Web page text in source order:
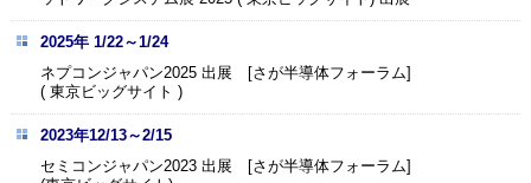
2025年 1/22～1/24
ネプコンジャパン2025 出展 [さが半導体フォーラム]
( 東京ビッグサイト )
2023年12/13～2/15
セミコンジャパン2023 出展 [さが半導体フォーラム]